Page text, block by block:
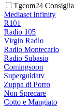
Tgcom24 Consiglia
Mediaset Infinity
R101
Radio 105
Virgin Radio
Radio Montecarlo
Radio Subasio
Comingsoon
Superguidatv
Zuppa di Porro
Non Sprecare
Cotto e Mangiato